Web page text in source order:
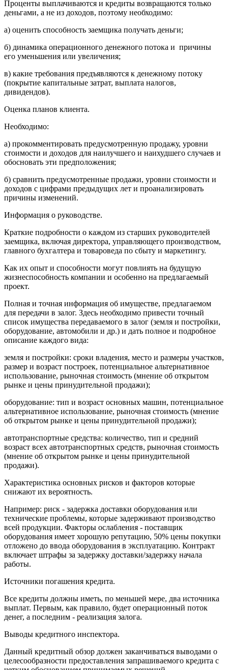
Проценты выплачиваются и кредиты возвращаются только
деньгами, а не из доходов, поэтому необходимо:
а) оценить способность заемщика получать деньги;
б) динамика операционного денежного потока и причины
его уменьшения или увеличения;
в) какие требования предъявляются к денежному потоку
(покрытие капитальные затрат, выплата налогов,
дивидендов).
Оценка планов клиента.
Необходимо:
а) прокомментировать предусмотренную продажу, уровни
стоимости и доходов для наилучшего и наихудшего случаев и
обосновать эти предположения;
б) сравнить предусмотренные продажи, уровни стоимости и
доходов с цифрами предыдущих лет и проанализировать
причины изменений.
Информация о руководстве.
Краткие подробности о каждом из старших руководителей
заемщика, включая директора, управляющего производством,
главного бухгалтера и товароведа по сбыту и маркетингу.
Как их опыт и способности могут повлиять на будущую
жизнеспособность компании и особенно на предлагаемый
проект.
Полная и точная информация об имуществе, предлагаемом
для передачи в залог. Здесь необходимо привести точный
список имущества передаваемого в залог (земля и постройки,
оборудование, автомобили и др.) и дать полное и подробное
описание каждого вида:
земля и постройки: сроки владения, место и размеры участков,
размер и возраст построек, потенциальное альтернативное
использование, рыночная стоимость (мнение об открытом
рынке и цены принудительной продажи);
оборудование: тип и возраст основных машин, потенциальное
альтернативное использование, рыночная стоимость (мнение
об открытом рынке и цены принудительной продажи);
автотранспортные средства: количество, тип и средний
возраст всех автотранспортных средств, рыночная стоимость
(мнение об открытом рынке и цены принудительной
продажи).
Характеристика основных рисков и факторов которые
снижают их вероятность.
Например: риск - задержка доставки оборудования или
технические проблемы, которые задерживают производство
всей продукции. Факторы ослабления - поставщик
оборудования имеет хорошую репутацию, 50% цены покупки
отложено до ввода оборудования в эксплуатацию. Контракт
включает штрафы за задержку доставки/задержку начала
работы.
Источники погашения кредита.
Все кредиты должны иметь, по меньшей мере, два источника
выплат. Первым, как правило, будет операционный поток
денег, а последним - реализация залога.
Выводы кредитного инспектора.
Данный кредитный обзор должен заканчиваться выводами о
целесообразности предоставления запрашиваемого кредита с